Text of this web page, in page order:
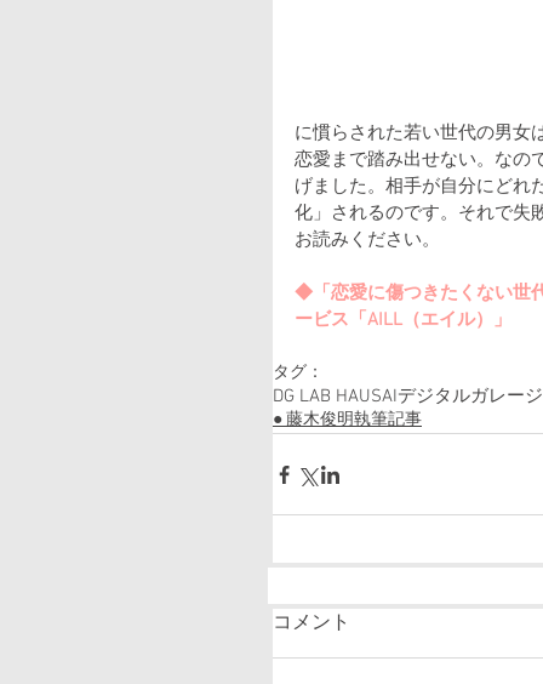
に慣らされた若い世代の男女
恋愛まで踏み出せない。なの
げました。相手が自分にどれ
化」されるのです。それで失
お読みください。
◆「恋愛に傷つきたくない世
ービス「AILL（エイル）」
タグ：
DG LAB HAUSAIデジタルガレージ
● 藤木俊明執筆記事
コメント